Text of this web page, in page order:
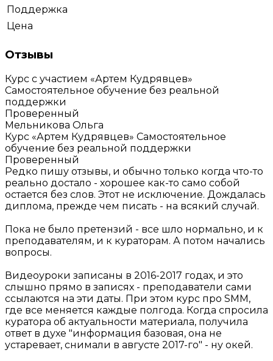
Поддержка
Цена
Отзывы
Курс с участием «Артем Кудрявцев»
Самостоятельное обучение без реальной
поддержки
Проверенный
Мельникова Ольга
Курс «Артем Кудрявцев» Самостоятельное
обучение без реальной поддержки
Проверенный
Редко пишу отзывы, и обычно только когда что-то
реально достало - хорошее как-то само собой
остается без слов. Этот не исключение. Дождалась
диплома, прежде чем писать - на всякий случай.
Пока не было претензий - все шло нормально, и к
преподавателям, и к кураторам. А потом начались
вопросы.
Видеоуроки записаны в 2016-2017 годах, и это
слышно прямо в записях - преподаватели сами
ссылаются на эти даты. При этом курс про SMM,
где все меняется каждые полгода. Когда спросила
куратора об актуальности материала, получила
ответ в духе "информация базовая, она не
устаревает, снимали в августе 2017-го" - ну окей.